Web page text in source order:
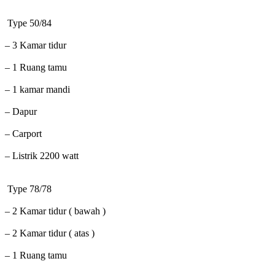
Type 50/84
– 3 Kamar tidur
– 1 Ruang tamu
– 1 kamar mandi
– Dapur
– Carport
– Listrik 2200 watt
Type 78/78
– 2 Kamar tidur ( bawah )
– 2 Kamar tidur ( atas )
– 1 Ruang tamu